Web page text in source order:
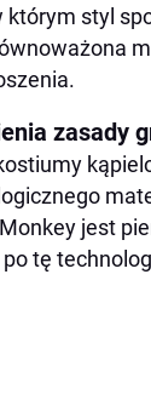
którym styl
zasady
jest
tę